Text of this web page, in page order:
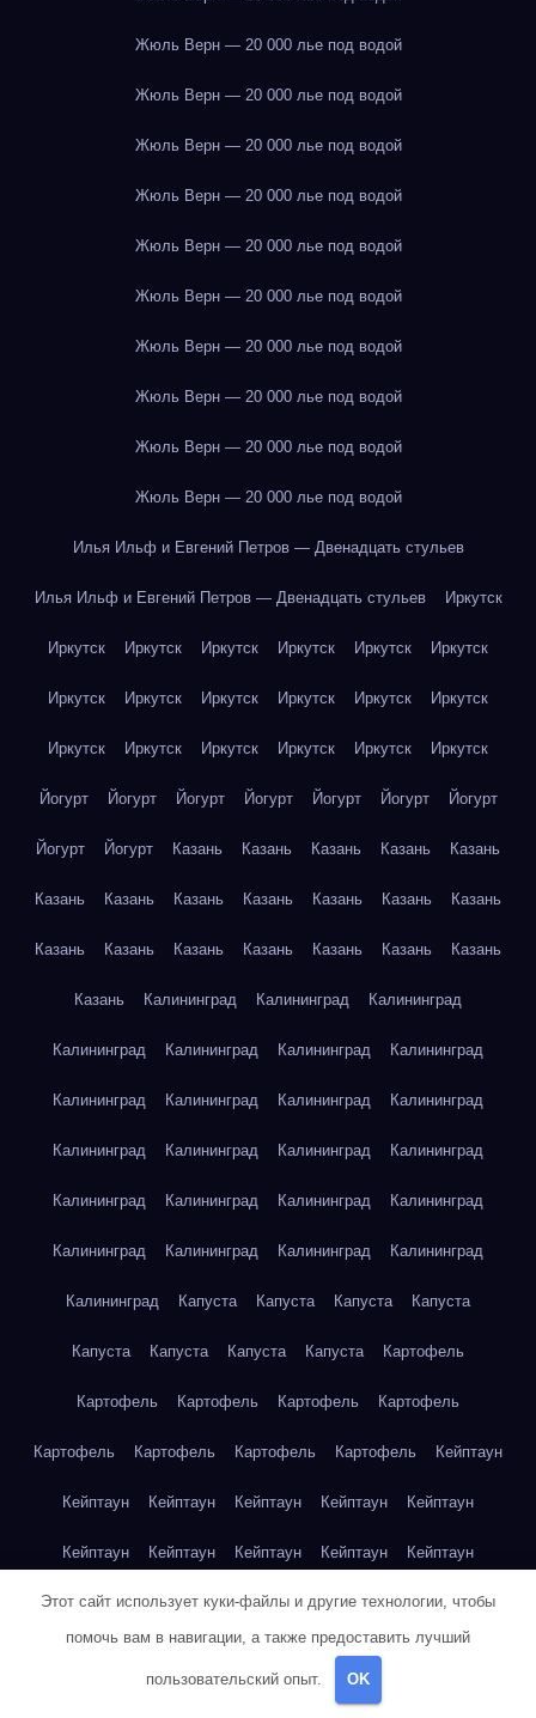
Жюль Верн — 20 000 лье под водой
Жюль Верн — 20 000 лье под водой
Жюль Верн — 20 000 лье под водой
Жюль Верн — 20 000 лье под водой
Жюль Верн — 20 000 лье под водой
Жюль Верн — 20 000 лье под водой
Жюль Верн — 20 000 лье под водой
Жюль Верн — 20 000 лье под водой
Жюль Верн — 20 000 лье под водой
Жюль Верн — 20 000 лье под водой
Илья Ильф и Евгений Петров — Двенадцать стульев
Илья Ильф и Евгений Петров — Двенадцать стульев Иркутск
Иркутск Иркутск Иркутск Иркутск Иркутск Иркутск
Иркутск Иркутск Иркутск Иркутск Иркутск Иркутск
Иркутск Иркутск Иркутск Иркутск Иркутск Иркутск
Йогурт Йогурт Йогурт Йогурт Йогурт Йогурт Йогурт
Йогурт Йогурт Казань Казань Казань Казань Казань
Казань Казань Казань Казань Казань Казань Казань
Казань Казань Казань Казань Казань Казань Казань
Казань Калининград Калининград Калининград
Калининград Калининград Калининград Калининград
Калининград Калининград Калининград Калининград
Калининград Калининград Калининград Калининград
Калининград Калининград Калининград Калининград
Калининград Калининград Калининград Калининград
Калининград Капуста Капуста Капуста Капуста
Капуста Капуста Капуста Капуста Картофель
Картофель Картофель Картофель Картофель
Картофель Картофель Картофель Картофель Кейптаун
Кейптаун Кейптаун Кейптаун Кейптаун Кейптаун
Кейптаун Кейптаун Кейптаун Кейптаун Кейптаун
Кейптаун Кейптаун Кейптаун Кейптаун Кейптаун
Кейптаун
Клубника
Этот сайт использует куки-файлы и другие технологии, чтобы
помочь вам в навигации, а также предоставить лучший
пользовательский опыт. OK